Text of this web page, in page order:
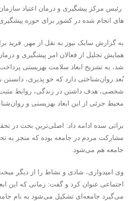
رئیس مرکز پیشگیری و درمان اعتیاد
های انجام شده در کشور برای حوزه
به گزارش سایک نیوز به نقل از مهر, فرید
همایش تجلیل از فعالان امر پیشگیری و درمان
شد، به تشریح ابعاد سلامت بهزیستی
بُعد روان‌شناختی دارد که خو پذیری،
شخصی، هدف داشتن در زندگی، روابط مثبت
محیط جزئی از این ابعاد بهزیستی و
براتی سده ادامه داد: اصلی‌ترین بحث در
مشارکت مردم در جامعه بوده که منجر به
جامعه هم می‌شود.
وی امیدواری، شادی و نشاط را از دیگر
اجتماعی عنوان کرد و گفت: زمانی که این
می‌گیرد جامعه‌ای تشکیل می‌شود به نام